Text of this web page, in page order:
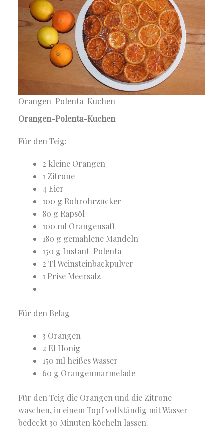
Orangen-Polenta-Kuchen
Orangen-Polenta-Kuchen
Für den Teig:
2 kleine Orangen
1 Zitrone
4 Eier
100 g Rohrohrzucker
80 g Rapsöl
100 ml Orangensaft
180 g gemahlene Mandeln
150 g Instant-Polenta
2 Tl Weinsteinbackpulver
1 Prise Meersalz
Für den Belag
3 Orangen
2 El Honig
150 ml heißes Wasser
60 g Orangenmarmelade
Für den Teig die Orangen und die Zitrone
waschen, in einem Topf vollständig mit Wasser
bedeckt 30 Minuten köcheln lassen.